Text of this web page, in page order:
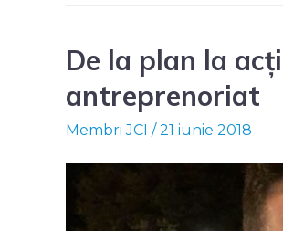
De la plan la
antreprenoriat
Membri JCI /21 iunie 2018